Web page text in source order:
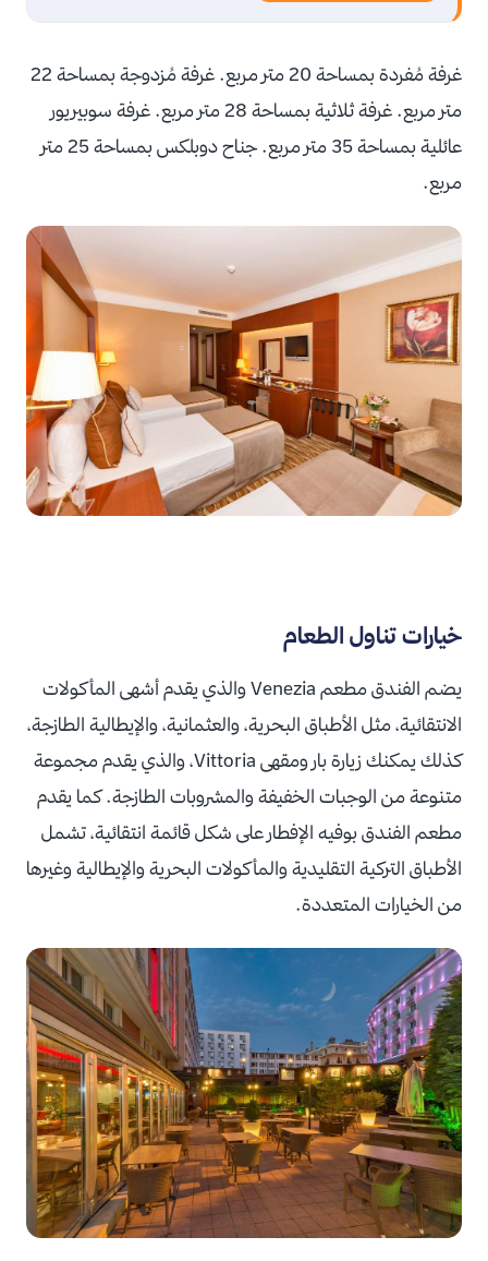
غرفة مُفردة بمساحة 20 متر مربع. غرفة مُزدوجة بمساحة 22
متر مربع. غرفة ثلاثية بمساحة 28 متر مربع. غرفة سوبيريور
عائلية بمساحة 35 متر مربع. جناح دوبلكس بمساحة 25 متر
مربع.
خيارات تناول الطعام
يضم الفندق مطعم Venezia والذي يقدم أشهى المأكولات
الانتقائية، مثل الأطباق البحرية، والعثمانية، والإيطالية الطازجة،
كذلك يمكنك زيارة بار ومقهى Vittoria، والذي يقدم مجموعة
متنوعة من الوجبات الخفيفة والمشروبات الطازجة. كما يقدم
مطعم الفندق بوفيه الإفطار على شكل قائمة انتقائية، تشمل
الأطباق التركية التقليدية والمأكولات البحرية والإيطالية وغيرها
من الخيارات المتعددة.